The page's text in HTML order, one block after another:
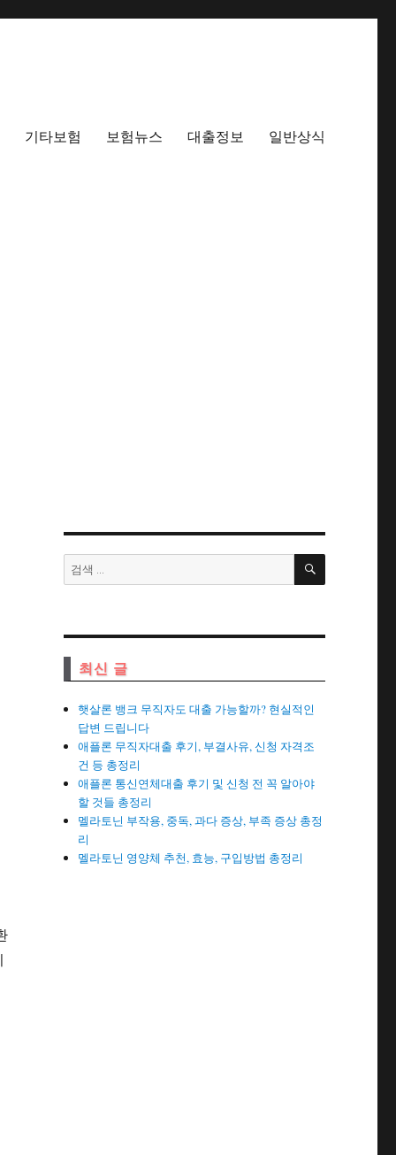
기타보험 보험뉴스 대출정보 일반상식
검
색:
검
최신 글
햇살론 뱅크 무직자도 대출 가능할까? 현실적인
답변 드립니다
애플론 무직자대출 후기, 부결사유, 신청 자격조
건 등 총정리
애플론 통신연체대출 후기 및 신청 전 꼭 알아야
할 것들 총정리
멜라토닌 부작용, 중독, 과다 증상, 부족 증상 총정
리
멜라토닌 영양체 추천, 효능, 구입방법 총정리